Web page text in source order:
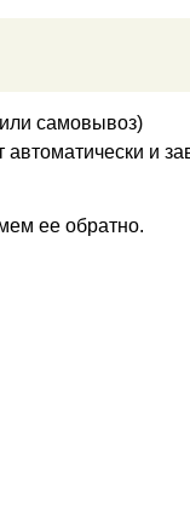
самовывоз)
и
ее обратно.